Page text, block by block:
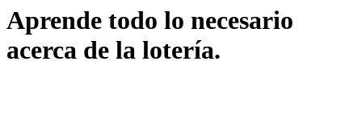
Aprende todo lo necesario
acerca de la lotería.